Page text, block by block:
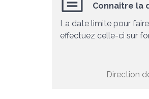
Connaître la
La date limite pour
effectuez celle-ci sur
Direction